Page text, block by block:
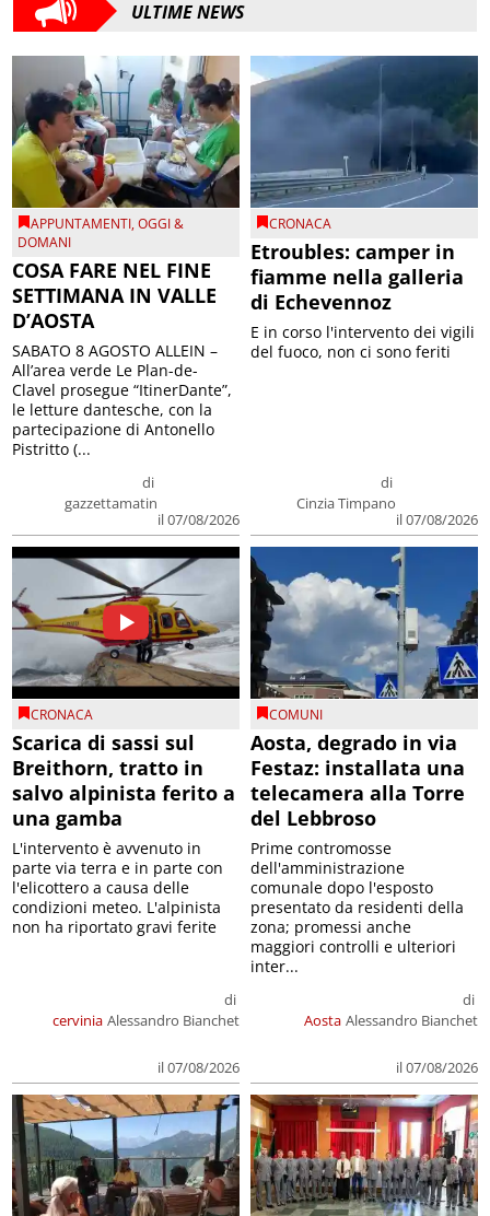
ULTIME NEWS
APPUNTAMENTI,OGGI &
DOMANI
COSA FARE NEL FINE
SETTIMANA IN VALLE
D’AOSTA
di
gazzettamatin
il 07/08/2026
SABATO 8 AGOSTO ALLEIN –
All’area verde Le Plan-de-
Clavel prosegue “ItinerDante”,
le letture dantesche, con la
partecipazione di Antonello
Pistritto (...
CRONACA
Etroubles: camper in
fiamme nella galleria
di Echevennoz
di
Cinzia Timpano
il 07/08/2026
E in corso l'intervento dei vigili
del fuoco, non ci sono feriti
CRONACA
Scarica di sassi sul
Breithorn, tratto in
salvo alpinista ferito a
una gamba
cervinia
di
Alessandro Bianchet
il 07/08/2026
L'intervento è avvenuto in
parte via terra e in parte con
l'elicottero a causa delle
condizioni meteo. L'alpinista
non ha riportato gravi ferite
COMUNI
Aosta, degrado in via
Festaz: installata una
telecamera alla Torre
del Lebbroso
Aosta
di
Alessandro Bianchet
il 07/08/2026
Prime contromosse
dell'amministrazione
comunale dopo l'esposto
presentato da residenti della
zona; promessi anche
maggiori controlli e ulteriori
inter...